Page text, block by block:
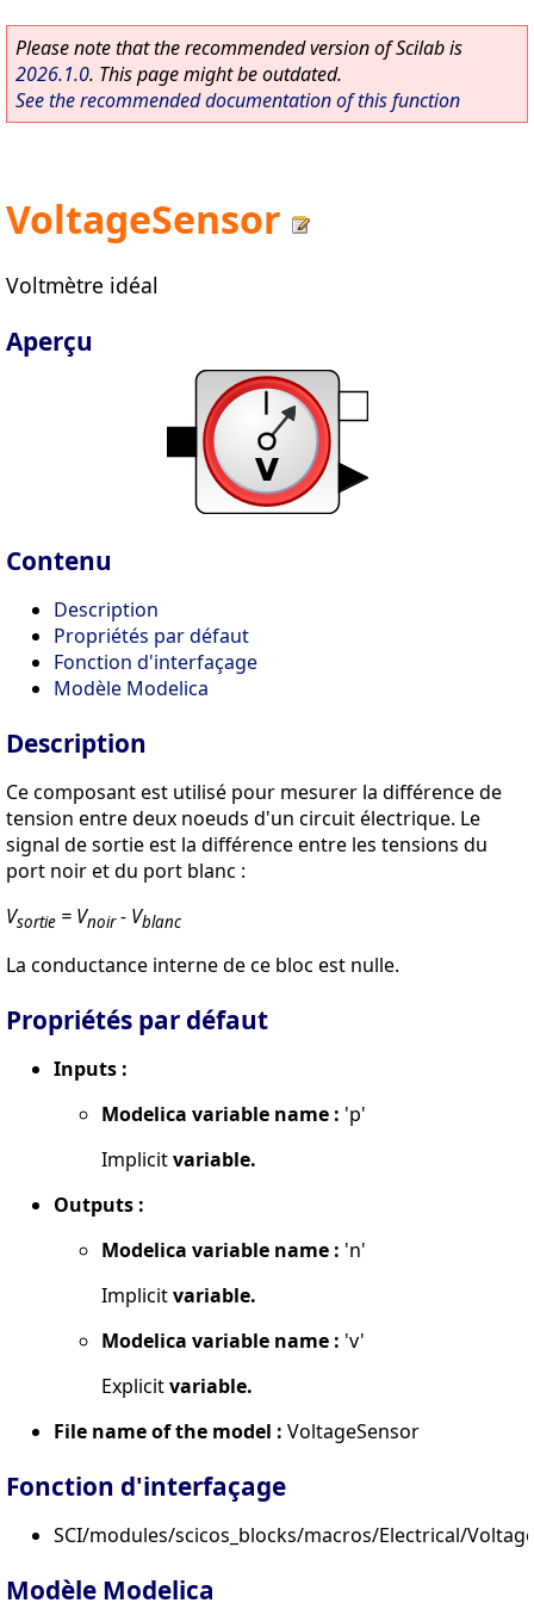
Please note that the recommended version of Scilab is
2026.1.0. This page might be outdated.
See the recommended documentation of this function
VoltageSensor
Voltmètre idéal
Aperçu
Contenu
Description
Propriétés par défaut
Fonction d'interfaçage
Modèle Modelica
Description
Ce composant est utilisé pour mesurer la différence de
tension entre deux noeuds d'un circuit électrique. Le
signal de sortie est la différence entre les tensions du
port noir et du port blanc :
Vsortie = Vnoir- Vblanc
La conductance interne de ce bloc est nulle.
Propriétés par défaut
Inputs :
Modelica variable name : 'p'
Implicitvariable.
Outputs :
Modelica variable name : 'n'
Implicitvariable.
Modelica variable name : 'v'
Explicitvariable.
File name of the model : VoltageSensor
Fonction d'interfaçage
SCI/modules/scicos_blocks/macros/Electrical/
Modèle Modelica